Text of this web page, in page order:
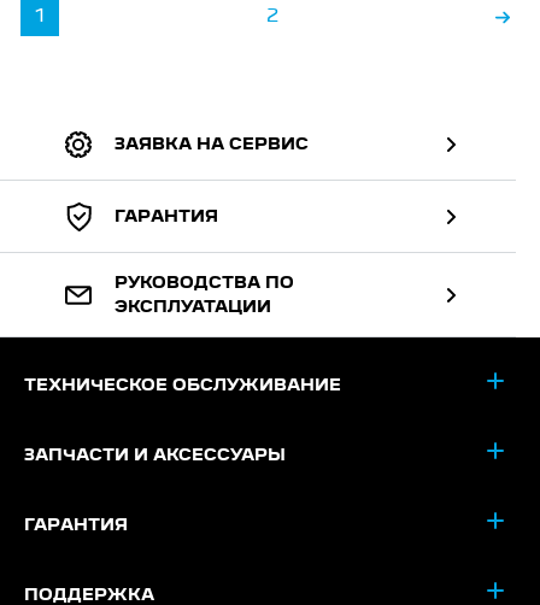
1 2
ЗАЯВКА НА СЕРВИС
ГАРАНТИЯ
РУКОВОДСТВА ПО
ЭКСПЛУАТАЦИИ
ТЕХНИЧЕСКОЕ ОБСЛУЖИВАНИЕ
ЗАПЧАСТИ И АКСЕССУАРЫ
ГАРАНТИЯ
ПОДДЕРЖКА